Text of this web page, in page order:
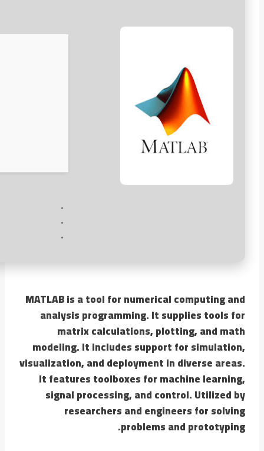
MATLAB is a tool for numerical computing and
analysis programming. It supplies tools for
matrix calculations, plotting, and math
modeling. It includes support for simulation,
visualization, and deployment in diverse areas.
It features toolboxes for machine learning,
signal processing, and control. Utilized by
researchers and engineers for solving
problems and prototyping.